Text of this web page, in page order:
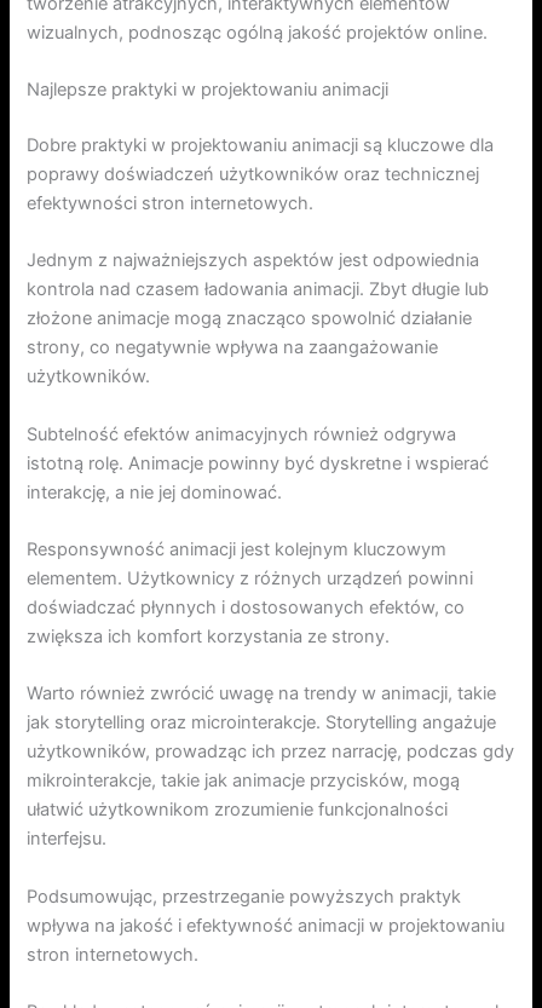
wizualnych, podnosząc ogólną jakość projektów online.
Najlepsze praktyki w projektowaniu animacji
Dobre praktyki w projektowaniu animacji są kluczowe dla
poprawy doświadczeń użytkowników oraz technicznej
efektywności stron internetowych.
Jednym z najważniejszych aspektów jest odpowiednia
kontrola nad czasem ładowania animacji. Zbyt długie lub
złożone animacje mogą znacząco spowolnić działanie
strony, co negatywnie wpływa na zaangażowanie
użytkowników.
Subtelność efektów animacyjnych również odgrywa
istotną rolę. Animacje powinny być dyskretne i wspierać
interakcję, a nie jej dominować.
Responsywność animacji jest kolejnym kluczowym
elementem. Użytkownicy z różnych urządzeń powinni
doświadczać płynnych i dostosowanych efektów, co
zwiększa ich komfort korzystania ze strony.
Warto również zwrócić uwagę na trendy w animacji, takie
jak storytelling oraz microinterakcje. Storytelling angażuje
użytkowników, prowadząc ich przez narrację, podczas gdy
mikrointerakcje, takie jak animacje przycisków, mogą
ułatwić użytkownikom zrozumienie funkcjonalności
interfejsu.
Podsumowując, przestrzeganie powyższych praktyk
wpływa na jakość i efektywność animacji w projektowaniu
stron internetowych.